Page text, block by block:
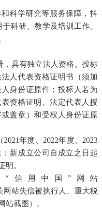
科学研究等服务保障，抖
科研、教学及培训工作。
，具有独立法人资格。投标
人代表资格证明书（须加
身份证原件；投标人若为
资格证明、法定代表人授
盖章）和受权人身份证原
年度、2022年度、2023
新成立公司自成立之日起
明。
信用中国”网站
网站失信被执行人、重大税
站截图）。